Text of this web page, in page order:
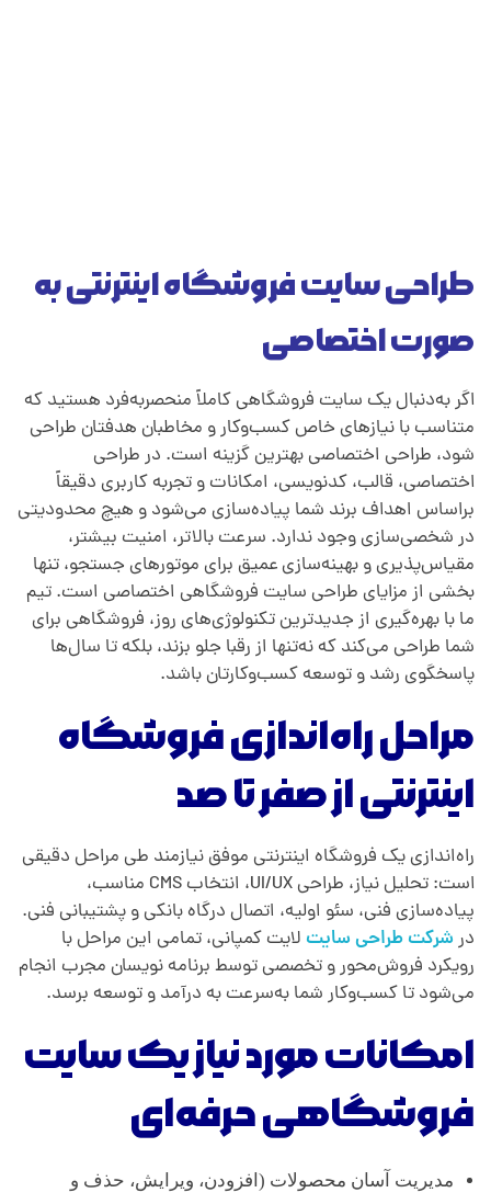
طراحی سایت فروشگاه اینترنتی به
صورت اختصاصی
اگر به‌دنبال یک سایت فروشگاهی کاملاً منحصربه‌فرد هستید که
متناسب با نیازهای خاص کسب‌وکار و مخاطبان هدفتان طراحی
شود، طراحی اختصاصی بهترین گزینه است. در طراحی
اختصاصی، قالب، کدنویسی، امکانات و تجربه کاربری دقیقاً
براساس اهداف برند شما پیاده‌سازی می‌شود و هیچ محدودیتی
در شخصی‌سازی وجود ندارد. سرعت بالاتر، امنیت بیشتر،
مقیاس‌پذیری و بهینه‌سازی عمیق برای موتورهای جستجو، تنها
بخشی از مزایای طراحی سایت فروشگاهی اختصاصی است. تیم
ما با بهره‌گیری از جدیدترین تکنولوژی‌های روز، فروشگاهی برای
شما طراحی می‌کند که نه‌تنها از رقبا جلو بزند، بلکه تا سال‌ها
پاسخگوی رشد و توسعه کسب‌وکارتان باشد.
مراحل راه‌اندازی فروشگاه
اینترنتی از صفر تا صد
راه‌اندازی یک فروشگاه اینترنتی موفق نیازمند طی مراحل دقیقی
است: تحلیل نیاز، طراحی UI/UX، انتخاب CMS مناسب،
پیاده‌سازی فنی، سئو اولیه، اتصال درگاه بانکی و پشتیبانی فنی.
درشرکت طراحی سایتلایت کمپانی، تمامی این مراحل با
رویکرد فروش‌محور و تخصصی توسط برنامه نویسان مجرب انجام
می‌شود تا کسب‌وکار شما به‌سرعت به درآمد و توسعه برسد.
امکانات مورد نیاز یک سایت
فروشگاهی حرفه‌ای
مدیریت آسان محصولات (افزودن، ویرایش، حذف و